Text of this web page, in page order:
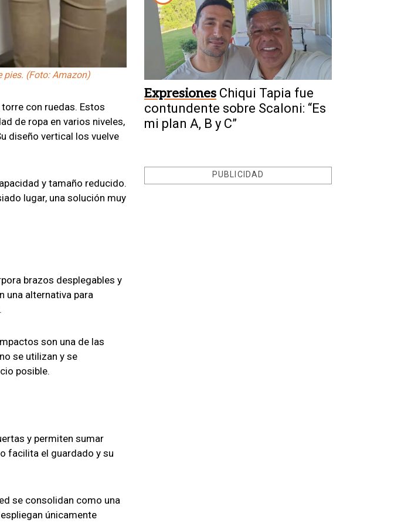
pies. (Foto: Amazon)
con ruedas. Estos
de ropa en varios niveles,
diseño vertical los vuelve
y tamaño reducido.
lugar, una solución muy
brazos desplegables y
una alternativa para
son una de las
se utilizan y se
posible.
y permiten sumar
facilita el guardado y su
se consolidan como una
únicamente
Expresiones Chiqui Tapia fue
contundente sobre Scaloni: “Es
mi plan A, B y C”
PUBLICIDAD